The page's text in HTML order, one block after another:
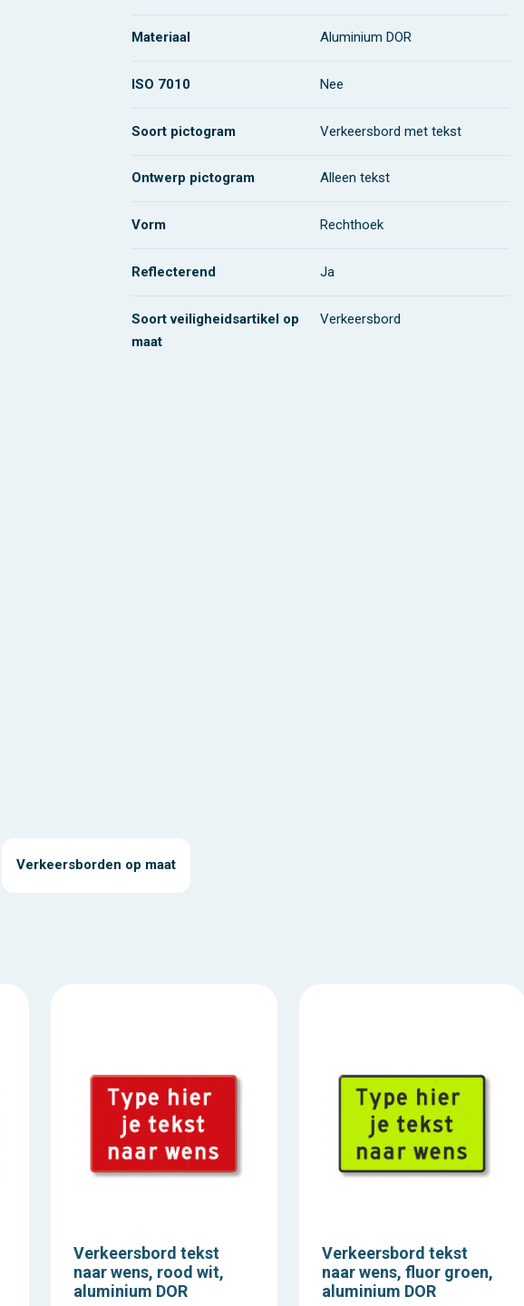
Materiaal Aluminium DOR
ISO 7010 Nee
Soort pictogram Verkeersbord met tekst
Ontwerp pictogram Alleen tekst
Vorm Rechthoek
Reflecterend Ja
Soort veiligheidsartikel op
maat
Verkeersbord
Verkeersborden op maat
Verkeersbord tekst
naar wens, rood wit,
aluminium DOR
Verkeersbord tekst
naar wens, fluor groen,
aluminium DOR